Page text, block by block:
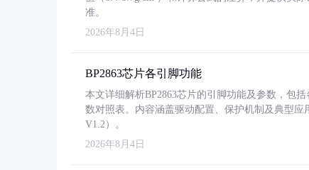
准。
2026年8月4日
BP2863芯片各引脚功能
本文详细解析BP2863芯片的引脚功能及参数，包
数对照表。内容涵盖驱动配置、保护机制及典型
V1.2）。
2026年8月4日